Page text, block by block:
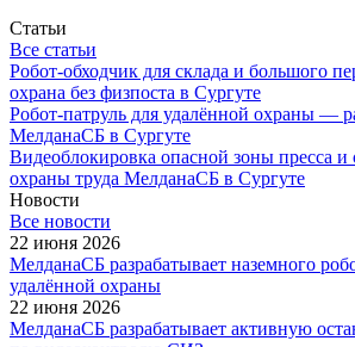
Статьи
Все статьи
Робот-обходчик для склада и большого
охрана без физпоста в Сургуте
Робот-патруль для удалённой охраны —
МелданаСБ в Сургуте
Видеоблокировка опасной зоны пресса
охраны труда МелданаСБ в Сургуте
Новости
Все новости
22 июня 2026
МелданаСБ разрабатывает наземного
удалённой охраны
22 июня 2026
МелданаСБ разрабатывает активную